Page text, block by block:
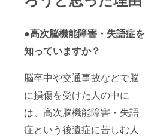
●高次脳機能障害・失語症を
知っていますか？
脳卒中や交通事故などで脳
に損傷を受けた人の中に
は、高次脳機能障害・失語
症という後遺症に苦しむ人